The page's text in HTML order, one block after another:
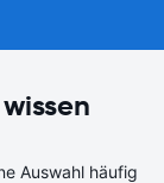
Auswahl häufig